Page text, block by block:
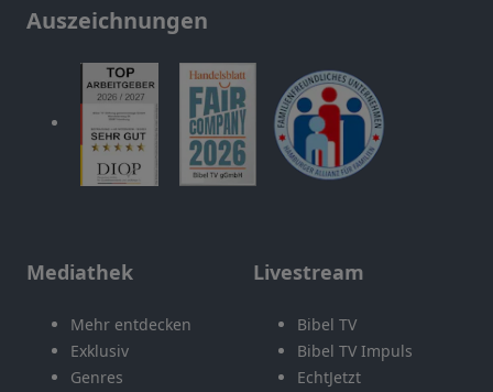
Auszeichnungen
Mediathek
Mehr entdecken
Exklusiv
Genres
Livestream
Bibel TV
Bibel TV Impuls
EchtJetzt